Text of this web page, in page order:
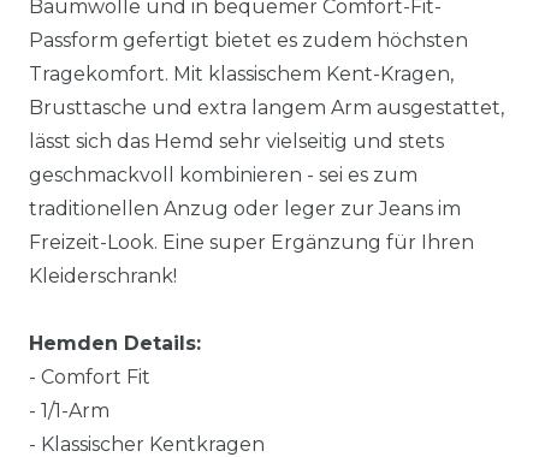
Baumwolle und in bequemer Comfort-Fit-
Passform gefertigt bietet es zudem höchsten
Tragekomfort. Mit klassischem Kent-Kragen,
Brusttasche und extra langem Arm ausgestattet,
lässt sich das Hemd sehr vielseitig und stets
geschmackvoll kombinieren - sei es zum
traditionellen Anzug oder leger zur Jeans im
Freizeit-Look. Eine super Ergänzung für Ihren
Kleiderschrank!
Hemden Details:
- Comfort Fit
- 1/1-Arm
- Klassischer Kentkragen